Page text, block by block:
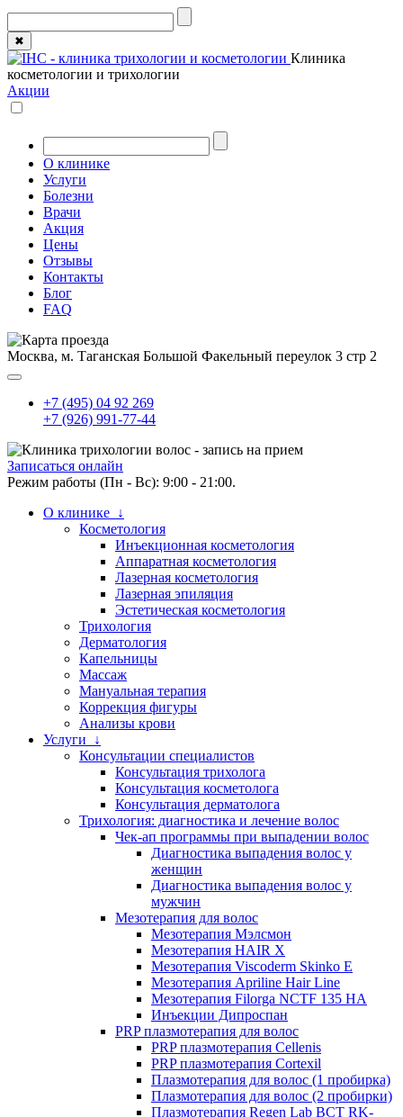
✖
Клиника
косметологии и трихологии
Акции
О клинике
Услуги
Болезни
Врачи
Акция
Цены
Отзывы
Контакты
Блог
FAQ
Москва, м. Таганская Большой Факельный переулок 3 стр 2
+7 (495) 04 92 269
+7 (926) 991-77-44
Записаться онлайн
Режим работы (Пн - Вс): 9:00 - 21:00.
О клинике ↓
Косметология
Инъекционная косметология
Аппаратная косметология
Лазерная косметология
Лазерная эпиляция
Эстетическая косметология
Трихология
Дерматология
Капельницы
Массаж
Мануальная терапия
Коррекция фигуры
Анализы крови
Услуги ↓
Консультации специалистов
Консультация трихолога
Консультация косметолога
Консультация дерматолога
Трихология: диагностика и лечение волос
Чек-ап программы при выпадении волос
Диагностика выпадения волос у
женщин
Диагностика выпадения волос у
мужчин
Мезотерапия для волос
Мезотерапия Мэлсмон
Мезотерапия HAIR X
Мезотерапия Viscoderm Skinko E
Мезотерапия Apriline Hair Line
Мезотерапия Filorga NCTF 135 HA
Инъекции Дипроспан
PRP плазмотерапия для волос
PRP плазмотерапия Cellenis
PRP плазмотерапия Cortexil
Плазмотерапия для волос (1 пробирка)
Плазмотерапия для волос (2 пробирки)
Плазмотерапия Regen Lab BCT RK-